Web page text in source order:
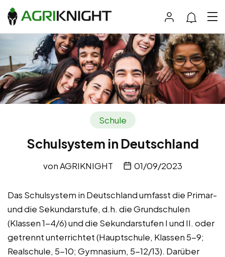
Schule
Schulsystem in Deutschland
vonAGRIKNIGHT 01/09/2023
Das Schulsystem in Deutschland umfasst die Primar-
und die Sekundarstufe, d.h. die Grundschulen
(Klassen 1-4/6) und die Sekundarstufen I und II. oder
getrennt unterrichtet (Hauptschule, Klassen 5-9;
Realschule, 5-10; Gymnasium, 5-12/13). Darüber